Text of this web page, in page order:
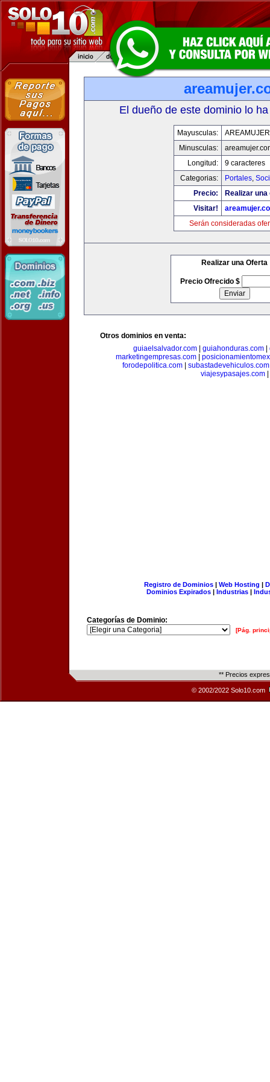
El dueño de este dominio lo
Mayusculas:
Minusculas:
Longitud:
9 caracteres
Categorias:
Portales,
Precio:
Realizar
Visitar!
Serán consideradas
Realizar una Oferta
Precio Ofrecido $
Otros dominios en venta:
guiaelsalvador.com| guiahonduras.com|
marketingempresas.com
forodepolitica.com| subastadevehiculos.com
viajesypasajes.com|
Registro de Dominios| Web Hosting |
Dominios Expirados | Industrias |
Categorías de Dominio:
[Pág.
** Precios
© 2002/2022 Solo10.com